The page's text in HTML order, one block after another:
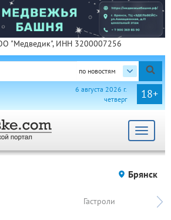
"Медведик", ИНН 3200007256
по новостям
18+
6 августа 2026 г.
четверг
Toggle
Брянск
Гастроли